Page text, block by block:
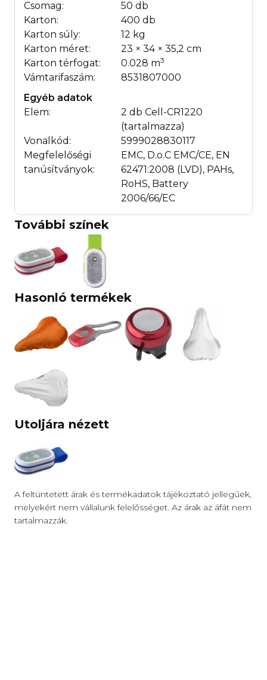
Csomag:
50 db
Karton:
400 db
Karton súly:
12 kg
Karton méret:
23 × 34 × 35,2 cm
Karton térfogat:
0.028 m3
Vámtarifaszám:
8531807000
Egyéb adatok
Elem:
2 db Cell-CR1220
(tartalmazza)
Vonalkód:
5999028830117
Megfelelőségi
tanúsítványok:
EMC, D.o.C EMC/CE, EN
62471:2008 (LVD), PAHs,
RoHS, Battery
2006/66/EC
További színek
Hasonló termékek
Utoljára nézett
A feltüntetett árak és termékadatok tájékoztató jellegűek,
melyekért nem vállalunk felelősséget. Az árak az áfát nem
tartalmazzák.